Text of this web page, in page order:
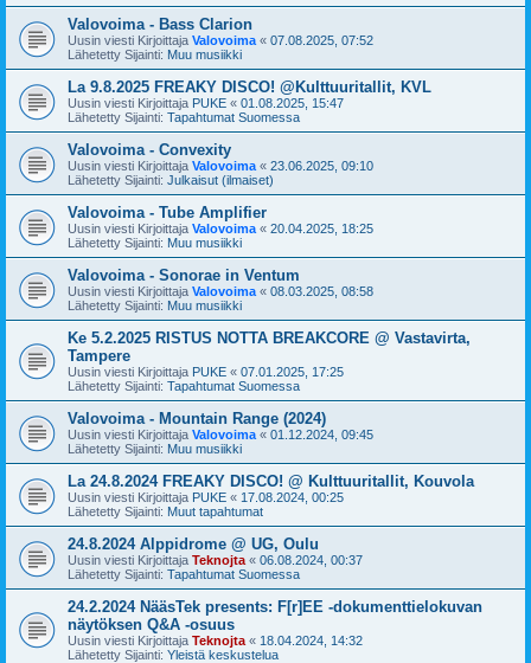
Valovoima - Bass Clarion
Uusin viesti Kirjoittaja Valovoima « 07.08.2025, 07:52
Lähetetty Sijainti: Muu musiikki
La 9.8.2025 FREAKY DISCO! @Kulttuuritallit, KVL
Uusin viesti Kirjoittaja PUKE « 01.08.2025, 15:47
Lähetetty Sijainti: Tapahtumat Suomessa
Valovoima - Convexity
Uusin viesti Kirjoittaja Valovoima « 23.06.2025, 09:10
Lähetetty Sijainti: Julkaisut (ilmaiset)
Valovoima - Tube Amplifier
Uusin viesti Kirjoittaja Valovoima « 20.04.2025, 18:25
Lähetetty Sijainti: Muu musiikki
Valovoima - Sonorae in Ventum
Uusin viesti Kirjoittaja Valovoima « 08.03.2025, 08:58
Lähetetty Sijainti: Muu musiikki
Ke 5.2.2025 RISTUS NOTTA BREAKCORE @ Vastavirta,
Tampere
Uusin viesti Kirjoittaja PUKE « 07.01.2025, 17:25
Lähetetty Sijainti: Tapahtumat Suomessa
Valovoima - Mountain Range (2024)
Uusin viesti Kirjoittaja Valovoima « 01.12.2024, 09:45
Lähetetty Sijainti: Muu musiikki
La 24.8.2024 FREAKY DISCO! @ Kulttuuritallit, Kouvola
Uusin viesti Kirjoittaja PUKE « 17.08.2024, 00:25
Lähetetty Sijainti: Muut tapahtumat
24.8.2024 Alppidrome @ UG, Oulu
Uusin viesti Kirjoittaja Teknojta « 06.08.2024, 00:37
Lähetetty Sijainti: Tapahtumat Suomessa
24.2.2024 NääsTek presents: F[r]EE -dokumenttielokuvan
näytöksen Q&A -osuus
Uusin viesti Kirjoittaja Teknojta « 18.04.2024, 14:32
Lähetetty Sijainti: Yleistä keskustelua